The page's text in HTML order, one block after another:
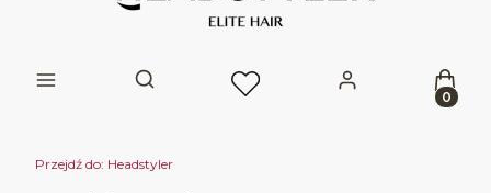
Otwórz wyszukiwarkę
Przejdź do: Headstyler